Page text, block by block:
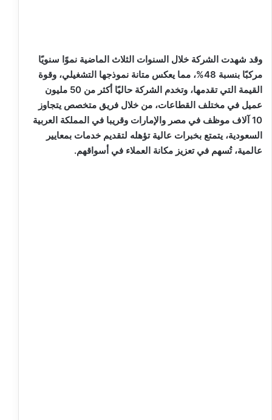
وقد شهدت الشركة خلال السنوات الثلاث الماضية نموًا سنويًا
مركبًا بنسبة 48%، مما يعكس متانة نموذجها التشغيلي، وقوة
القيمة التي تقدمها، وتخدم الشركة حاليًا أكثر من 50 مليون
عميل في مختلف القطاعات، من خلال فريق متخصص يتجاوز
10 آلاف موظف في مصر والإمارات وقريبا في المملكة العربية
السعودية، يتمتع بخبرات عالية تؤهله لتقديم خدمات بمعايير
عالمية، تُسهم في تعزيز مكانة العملاء في أسواقهم.